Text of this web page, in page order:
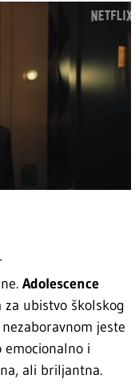
Adolescence
ubistvo školskog
jeste
i
ali briljantna.